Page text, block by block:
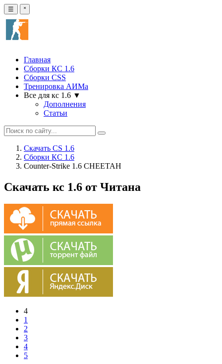
☰ ˟
Главная
Сборки КС 1.6
Сборки CSS
Тренировка АИМа
Все для кс 1.6 ▼
Дополнения
Статьи
Скачать CS 1.6
Сборки КС 1.6
Counter-Strike 1.6 CHEETAH
Скачать кс 1.6 от Читана
4
1
2
3
4
5